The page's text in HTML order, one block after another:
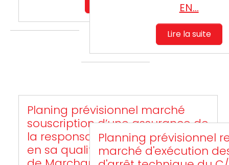
EN…
Lire la suite
Planing prévisionnel marché
souscription d’une assurance de
la responsabilité civile de La CTN
en sa qualité de Transporteur
Planning prévisionnel
marché d'exécution